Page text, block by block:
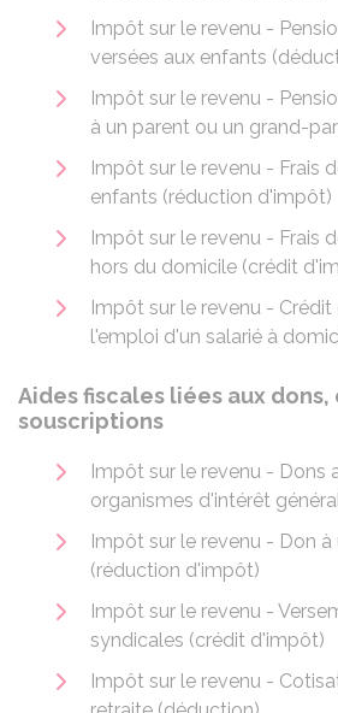
Impôt sur le revenu -
versées aux enfants
Impôt sur le revenu -
à un parent ou un grand-
Impôt sur le revenu - Frais
enfants (réduction d'impôt)
Impôt sur le revenu - Frais
hors du domicile (crédit
Impôt sur le revenu -
l'emploi d'un salarié à
Aides fiscales liées aux
souscriptions
Impôt sur le revenu - Dons
organismes d'intérêt
Impôt sur le revenu - Don
(réduction d'impôt)
Impôt sur le revenu -
syndicales (crédit d'impôt)
Impôt sur le revenu -